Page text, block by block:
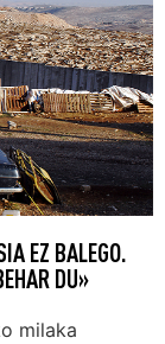
EZ BALEGO.
DU»
milaka